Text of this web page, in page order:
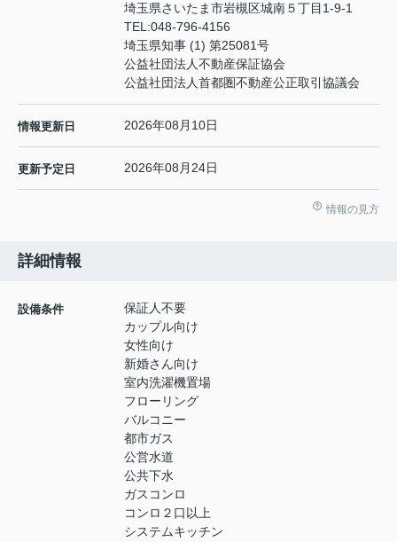
埼玉県さいたま市岩槻区城南５丁目1-9-1
TEL:048-796-4156
埼玉県知事 (1) 第25081号
公益社団法人不動産保証協会
公益社団法人首都圏不動産公正取引協議会
情報更新日 2026年08月10日
更新予定日 2026年08月24日
情報の見方
詳細情報
設備条件
保証人不要
カップル向け
女性向け
新婚さん向け
室内洗濯機置場
フローリング
バルコニー
都市ガス
公営水道
公共下水
ガスコンロ
コンロ２口以上
システムキッチン